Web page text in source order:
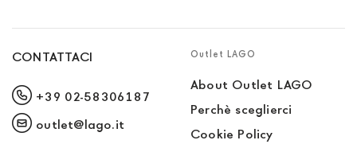
CONTATTACI
+39 02-58306187
outlet@lago.it
Outlet LAGO
About Outlet LAGO
Perchè sceglierci
Cookie Policy